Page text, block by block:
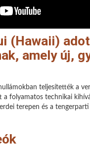
(Hawaii)
amely új,
teljesítették a
a folyamatos technikai
terepen és a